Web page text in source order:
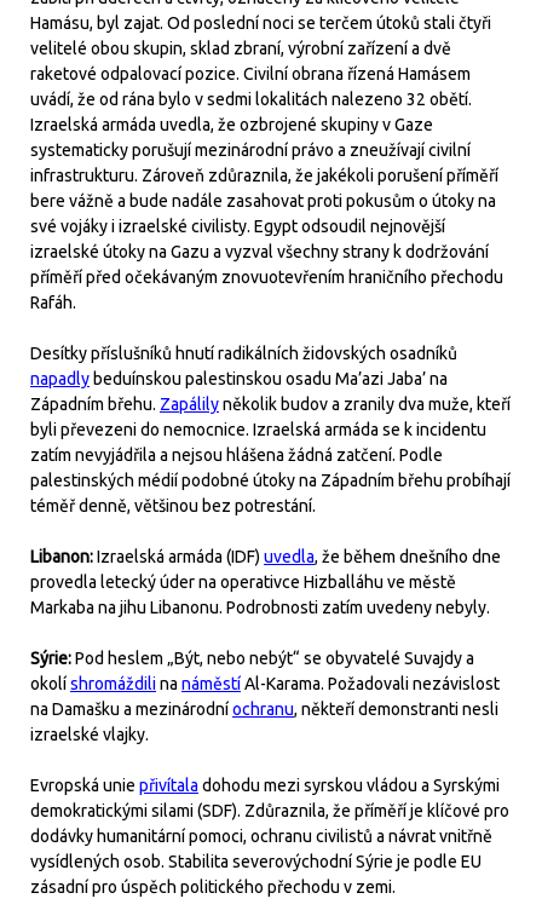
Hamásu, byl zajat. Od poslední noci se terčem útoků stali čtyři
velitelé obou skupin, sklad zbraní, výrobní zařízení a dvě
raketové odpalovací pozice. Civilní obrana řízená Hamásem
uvádí, že od rána bylo v sedmi lokalitách nalezeno 32 obětí.
Izraelská armáda uvedla, že ozbrojené skupiny v Gaze
systematicky porušují mezinárodní právo a zneužívají civilní
infrastrukturu. Zároveň zdůraznila, že jakékoli porušení příměří
bere vážně a bude nadále zasahovat proti pokusům o útoky na
své vojáky i izraelské civilisty. Egypt odsoudil nejnovější
izraelské útoky na Gazu a vyzval všechny strany k dodržování
příměří před očekávaným znovuotevřením hraničního přechodu
Rafáh.
Desítky příslušníků hnutí radikálních židovských osadníků
napadly beduínskou palestinskou osadu Ma’azi Jaba’ na
Západním břehu. Zapálilyněkolik budov a zranily dva muže, kteří
byli převezeni do nemocnice. Izraelská armáda se k incidentu
zatím nevyjádřila a nejsou hlášena žádná zatčení. Podle
palestinských médií podobné útoky na Západním břehu probíhají
téměř denně, většinou bez potrestání.
Libanon:Izraelská armáda (IDF) uvedla, že během dnešního dne
provedla letecký úder na operativce Hizballáhu ve městě
Markaba na jihu Libanonu. Podrobnosti zatím uvedeny nebyly.
Sýrie:Pod heslem „Být, nebo nebýt“ se obyvatelé Suvajdy a
okolíshromáždilina náměstíAl-Karama. Požadovali nezávislost
na Damašku a mezinárodníochranu, někteří demonstranti nesli
izraelské vlajky.
Evropská unie přivítala dohodu mezi syrskou vládou a Syrskými
demokratickými silami (SDF). Zdůraznila, že příměří je klíčové pro
dodávky humanitární pomoci, ochranu civilistů a návrat vnitřně
vysídlených osob. Stabilita severovýchodní Sýrie je podle EU
zásadní pro úspěch politického přechodu v zemi.